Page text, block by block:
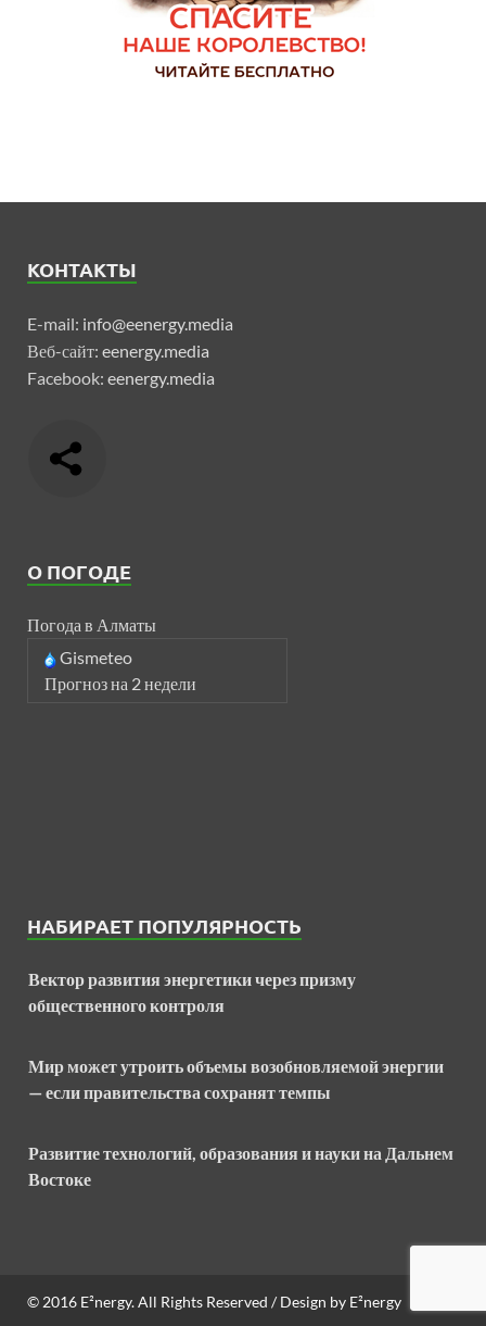
КОНТАКТЫ
E-mail: info@eenergy.media
Веб-сайт: eenergy.media
Facebook: eenergy.media
О ПОГОДЕ
Погода в Алматы
Gismeteo
Прогноз на 2 недели
НАБИРАЕТ ПОПУЛЯРНОСТЬ
Вектор развития энергетики через призму
общественного контроля
Мир может утроить объемы возобновляемой энергии
— если правительства сохранят темпы
Развитие технологий, образования и науки на Дальнем
Востоке
© 2016 E²nergy. All Rights Reserved / Design by E²nergy